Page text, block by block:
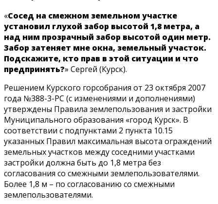
«Сосед на смежном земельном участке
установил глухой забор высотой 1,8 метра, а
над ним прозрачный забор высотой один метр.
Забор затеняет мне окна, земельный участок.
Подскажите, кто прав в этой ситуации и что
предпринять?» Сергей (Курск).
Решением Курского горсобрания от 23 октября 2007
года №388-3-РС (с изменениями и дополнениями)
утверждены Правила землепользования и застройки
Муниципального образования «город Курск». В
соответствии с подпунктами 2 пункта 10.15
указанных Правил максимальная высота ограждений
земельных участков между соседними участками
застройки должна быть до 1,8 метра без
согласования со смежными землепользователями.
Более 1,8 м – по согласованию со смежными
землепользователями.